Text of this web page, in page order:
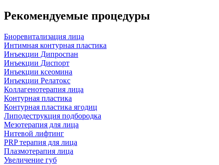
Рекомендуемые процедуры
Биоревитализация лица
Интимная контурная пластика
Инъекции Дипроспан
Инъекции Диспорт
Инъекции ксеомина
Инъекции Релатокс
Коллагенотерапия лица
Контурная пластика
Контурная пластика ягодиц
Липодеструкция подбородка
Мезотерапия для лица
Нитевой лифтинг
PRP терапия для лица
Плазмотерапия лица
Увеличение губ